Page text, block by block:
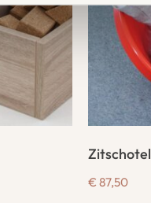
Zitschotel
€ 87,50